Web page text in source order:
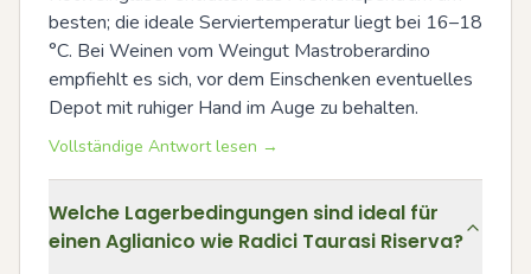
besten; die ideale Serviertemperatur liegt bei 16–18
°C. Bei Weinen vom Weingut Mastroberardino
empfiehlt es sich, vor dem Einschenken eventuelles
Depot mit ruhiger Hand im Auge zu behalten.
Vollständige Antwort lesen →
Welche Lagerbedingungen sind ideal für
einen Aglianico wie Radici Taurasi Riserva?